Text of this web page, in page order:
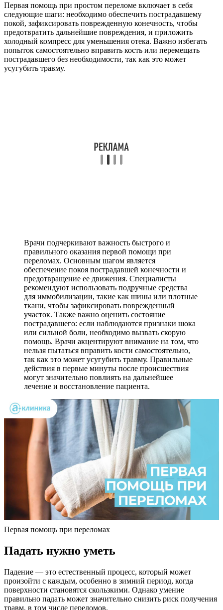
Первая помощь при простом переломе включает в себя
следующие шаги: необходимо обеспечить пострадавшему
покой, зафиксировать поврежденную конечность, чтобы
предотвратить дальнейшие повреждения, и приложить
холодный компресс для уменьшения отека. Важно избегать
попыток самостоятельно вправить кость или перемещать
пострадавшего без необходимости, так как это может
усугубить травму.
Врачи подчеркивают важность быстрого и
правильного оказания первой помощи при
переломах. Основным шагом является
обеспечение покоя пострадавшей конечности и
предотвращение ее движения. Специалисты
рекомендуют использовать подручные средства
для иммобилизации, такие как шины или плотные
ткани, чтобы зафиксировать поврежденный
участок. Также важно оценить состояние
пострадавшего: если наблюдаются признаки шока
или сильной боли, необходимо вызвать скорую
помощь. Врачи акцентируют внимание на том, что
нельзя пытаться вправить кости самостоятельно,
так как это может усугубить травму. Правильные
действия в первые минуты после происшествия
могут значительно повлиять на дальнейшее
лечение и восстановление пациента.
Первая помощь при переломах
Падать нужно уметь
Падение — это естественный процесс, который может
произойти с каждым, особенно в зимний период, когда
поверхности становятся скользкими. Однако умение
правильно падать может значительно снизить риск получения
травм, в том числе переломов.